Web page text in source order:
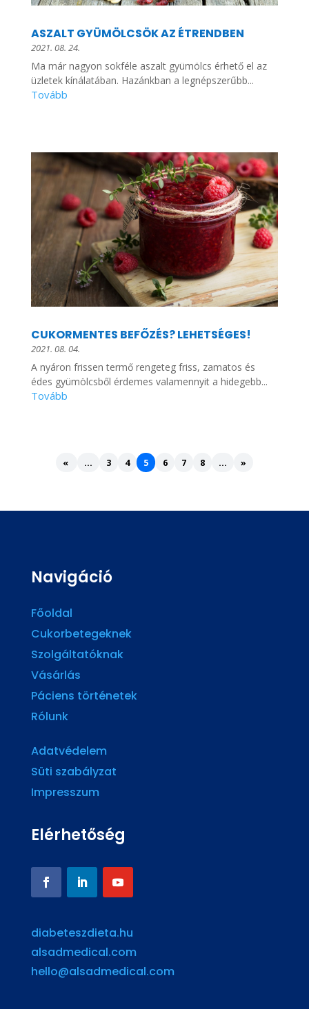
ASZALT GYÜMÖLCSÖK AZ ÉTRENDBEN
2021. 08. 24.
Ma már nagyon sokféle aszalt gyümölcs érhető el az
üzletek kínálatában. Hazánkban a legnépszerűbb...
CUKORMENTES BEFŐZÉS? LEHETSÉGES!
2021. 08. 04.
A nyáron frissen termő rengeteg friss, zamatos és
édes gyümölcsből érdemes valamennyit a hidegebb...
« ... 3 4 5 6 7 8 ... »
Navigáció
Főoldal
Cukorbetegeknek
Szolgáltatóknak
Vásárlás
Páciens történetek
Rólunk
Adatvédelem
Süti szabályzat
Impresszum
Elérhetőség
diabeteszdieta.hu
alsadmedical.com
hello@alsadmedical.com